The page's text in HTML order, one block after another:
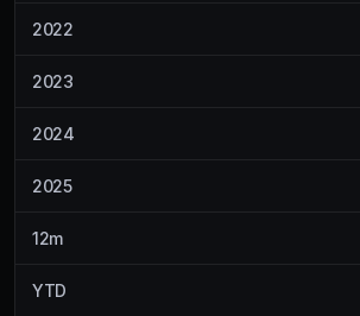
2022
2023
2024
2025
12m
YTD